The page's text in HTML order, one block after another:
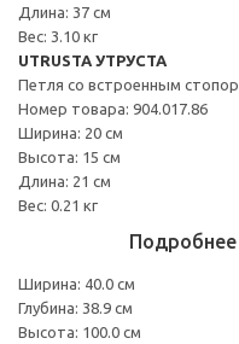
Длина: 37 см
Вес: 3.10 кг
UTRUSTA УТРУСТА
Петля со встроенным
Номер товара: 904.017.86
Ширина: 20 см
Высота: 15 см
Длина: 21 см
Вес: 0.21 кг
Подробнее
Ширина: 40.0 см
Глубина: 38.9 см
Высота: 100.0 см